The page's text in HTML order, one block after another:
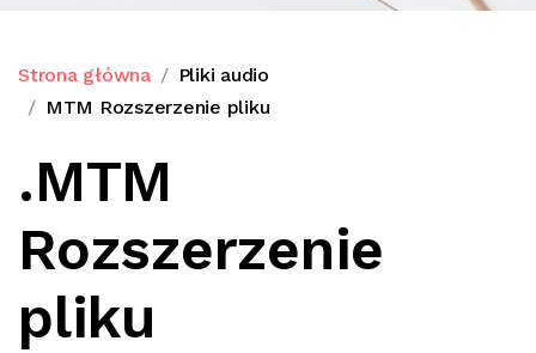
Strona główna
Pliki audio
MTM Rozszerzenie pliku
.MTM
Rozszerzenie
pliku